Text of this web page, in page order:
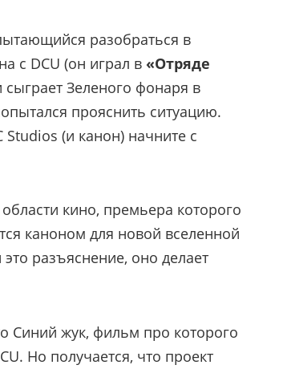
разобраться в
с DCU (он играл в «Отряде
сыграет Зеленого фонаря в
прояснить ситуацию.
(и канон) начните с
кино, премьера которого
каноном для новой вселенной
разъяснение, оно делает
Синий жук, фильм про которого
Но получается, что проект